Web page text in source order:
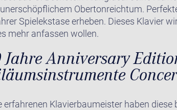
Obertonreichtum.
Spielekstase erheben. Dieses Klavier
mehr anfassen wollen.
Jahre Anniversary
erfahrenen Klavierbaumeister haben